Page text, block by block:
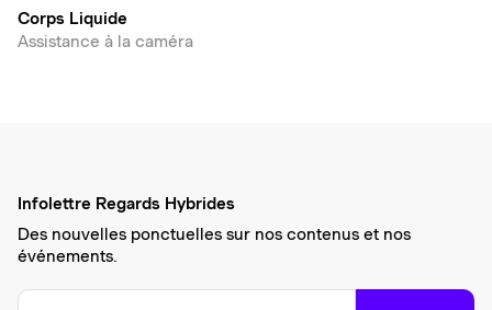
Corps Liquide
Assistance à la caméra
Infolettre Regards Hybrides
Des nouvelles ponctuelles sur nos contenus et nos
événements.